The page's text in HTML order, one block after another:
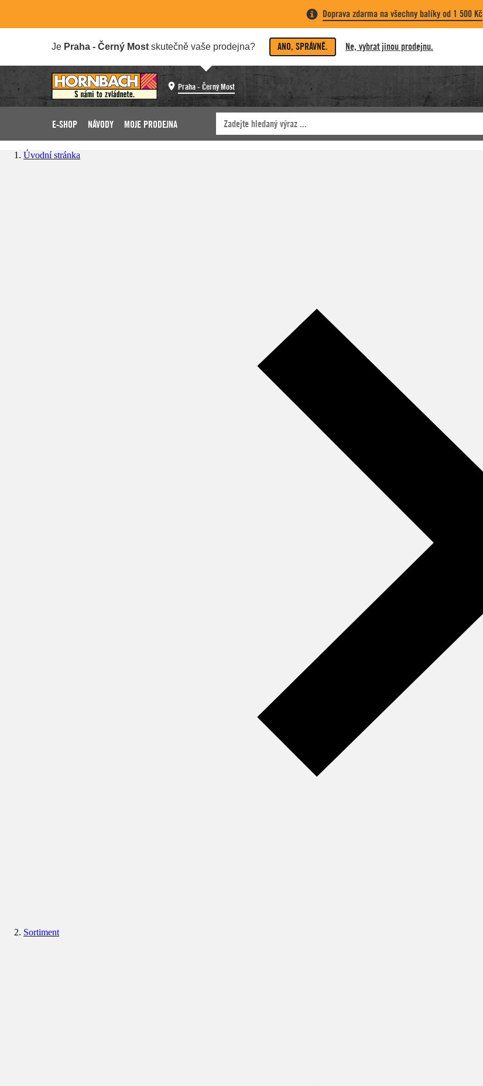
Doprava zdarma na všechny balíky od 1 500 Kč
Je Praha - Černý Most skutečně vaše prodejna? ANO, SPRÁVNĚ. Ne, vybrat jinou prodejnu.
Praha - Černý Most
E-SHOP NÁVODY MOJE PRODEJNA
Úvodní stránka
Sortiment